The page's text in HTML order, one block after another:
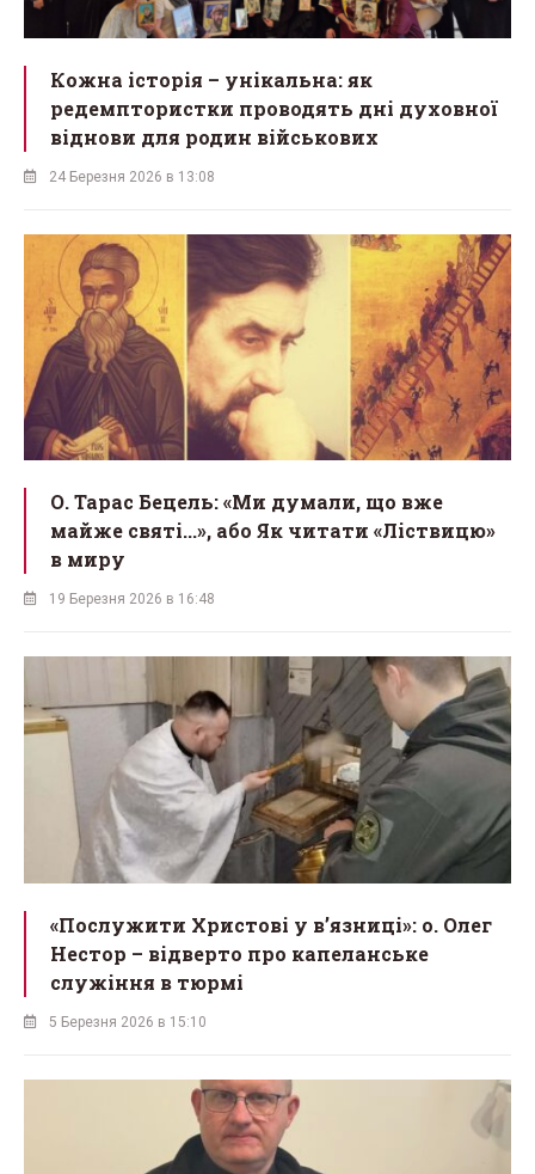
Кожна історія – унікальна: як
редемптористки проводять дні духовної
віднови для родин військових
24 Березня 2026 в 13:08
О. Тарас Бецель: «Ми думали, що вже
майже святі...», або Як читати «Ліствицю»
в миру
19 Березня 2026 в 16:48
«Послужити Христові у вʼязниці»: о. Олег
Нестор – відверто про капеланське
служіння в тюрмі
5 Березня 2026 в 15:10